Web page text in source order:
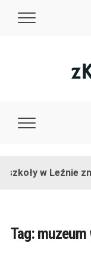
w Leźnie
Tag: muzeum